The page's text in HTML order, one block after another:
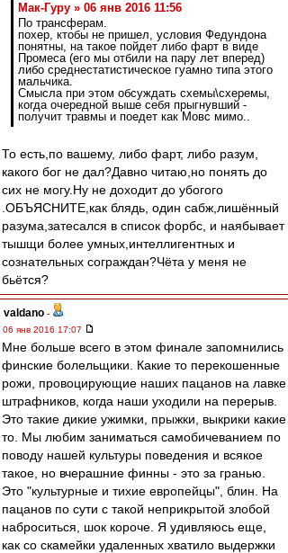
Мак-Гуру » 06 янв 2016 11:56
По трансферам.
похер, ктобы не пришел, условия Федундона
понятны, на такое пойдет либо фарт в виде
Промеса (его мы отбили на пару лет вперед)
либо среднестатистическое гуамно типа этого
мальчика.
Смысла при этом обсуждать схемы\схеремы,
когда очередной выше себя прыгнувший -
получит травмы и поедет как Мовс мимо..
То есть,по вашему, либо фарт, либо разум,
какого бог не дал?Давно читаю,но понять до
сих не могу.Ну не доходит до убогого
.ОБЪЯСНИТЕ,как блядь, один сабж,лишённый
разума,затесался в список форбс, и наябывает
тышщи более умных,интеллигентных и
сознательных сограждан?Чёта у меня не
бьётся?
valdano -
06 янв 2016 17:07
Мне больше всего в этом финале запомнились
финские болельщики. Какие то перекошенные
рожи, провоцирующие наших пацанов на лавке
штрафников, когда наши уходили на перерыв.
Это такие дикие ужимки, прыжки, выкрики какие
то. Мы любим заниматься самобичеванием по
поводу нашей культуры поведения и всякое
такое, но вчерашние финны - это за гранью.
Это "культурные и тихие европейцы", блин. На
пацанов по сути с такой неприкрытой злобой
наброситься, шок короче. Я удивляюсь еще,
как со скамейки удаленных хватило выдержки